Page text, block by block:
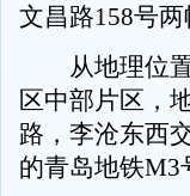
文昌路158号两
从地理位置
区中部片区，
路，李沧东西
的青岛地铁M3